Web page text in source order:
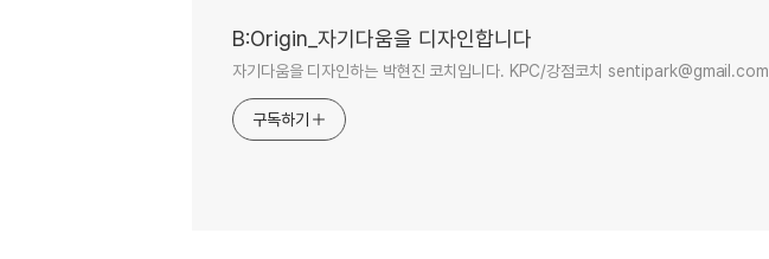
B:Origin_자기다움을 디자인합니다
자기다움을 디자인하는 박현진 코치입니다. KPC/강점코치 sentipark@gmail.com
구독하기